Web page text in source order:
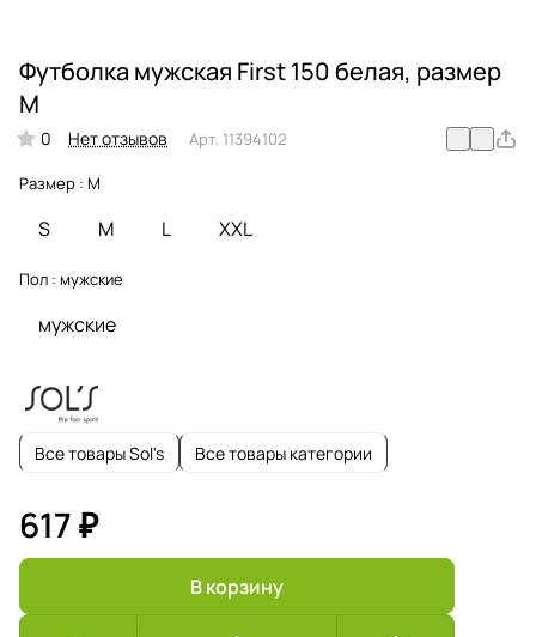
Футболка мужская First 150 белая, размер
M
0 Нет отзывов Арт. 11394102
Размер : M
S M L XXL
Пол : мужские
мужские
Все товары Sol's Все товары категории
617 ₽
В корзину